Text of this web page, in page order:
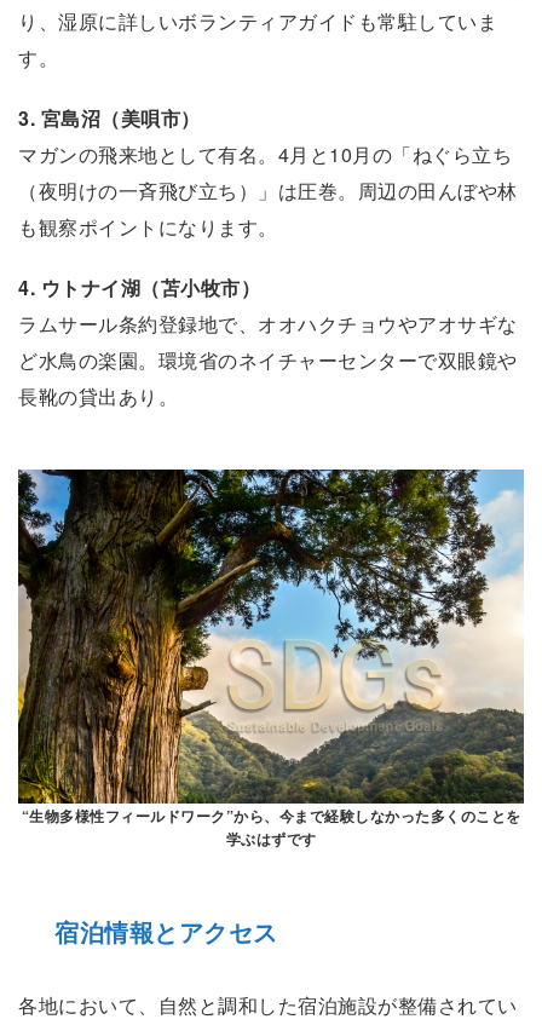
り、湿原に詳しいボランティアガイドも常駐していま
す。
3. 宮島沼（美唄市）
マガンの飛来地として有名。4月と10月の「ねぐら立ち
（夜明けの一斉飛び立ち）」は圧巻。周辺の田んぼや林
も観察ポイントになります。
4. ウトナイ湖（苫小牧市）
ラムサール条約登録地で、オオハクチョウやアオサギな
ど水鳥の楽園。環境省のネイチャーセンターで双眼鏡や
長靴の貸出あり。
“生物多様性フィールドワーク”から、今まで経験しなかった多くのことを
学ぶはずです
宿泊情報とアクセス
各地において、自然と調和した宿泊施設が整備されてい